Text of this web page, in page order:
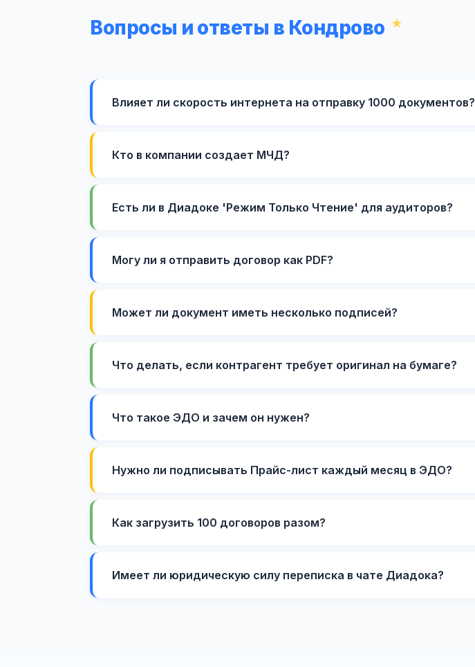
Вопросы и ответы в Кондрово
Влияет ли скорость интернета на отправку 1000 документов?
Кто в компании создает МЧД?
Есть ли в Диадоке 'Режим Только Чтение' для аудиторов?
Могу ли я отправить договор как PDF?
Может ли документ иметь несколько подписей?
Что делать, если контрагент требует оригинал на бумаге?
Что такое ЭДО и зачем он нужен?
Нужно ли подписывать Прайс-лист каждый месяц в ЭДО?
Как загрузить 100 договоров разом?
Имеет ли юридическую силу переписка в чате Диадока?